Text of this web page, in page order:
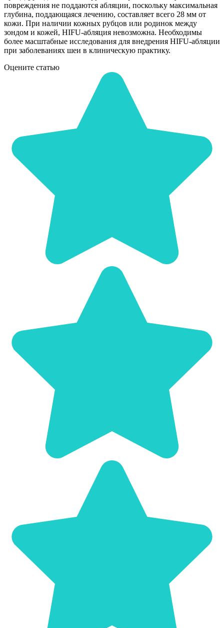
повреждения не поддаются абляции, поскольку максимальная
глубина, поддающаяся лечению, составляет всего 28 мм от
кожи. При наличии кожных рубцов или родинок между
зондом и кожей, HIFU-абляция невозможна. Необходимы
более масштабные исследования для внедрения HIFU-абляции
при заболеваниях шеи в клиническую практику.
Оцените статью